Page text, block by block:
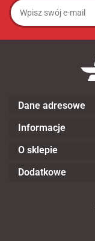
Dane adresowe
Informacje
O sklepie
Dodatkowe